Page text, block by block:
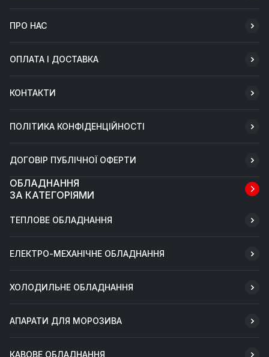
ПРО НАС
ОПЛАТА І ДОСТАВКА
КОНТАКТИ
ПОЛІТИКА КОНФІДЕНЦІЙНОСТІ
ДОГОВІР ПУБЛІЧНОЇ ОФЕРТИ
ОБЛАДНАННЯ
ЗА КАТЕГОРІЯМИ
ТЕПЛОВЕ ОБЛАДНАННЯ
ЕЛЕКТРО-МЕХАНІЧНЕ ОБЛАДНАННЯ
ХОЛОДИЛЬНЕ ОБЛАДНАННЯ
АПАРАТИ ДЛЯ МОРОЗИВА
КАВОВЕ ОБЛАДНАННЯ